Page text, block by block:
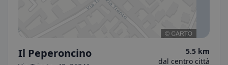
Il Peperoncino
5.5 km
dal centro città